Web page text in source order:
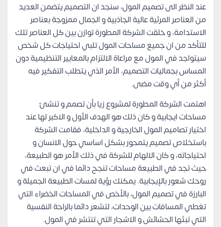
عند النظر الى تصميم المول، سنجد ان التصميم يتضمن العديد
من العناصر المرئية عالية الجاذبية و الجمال ممزوجة بعناصر
الاستدامة، و خلقت الشركة المطورة توازن بين كل العناصر تلك
للتأكد من ان جميع مساحات المول تلبي احتياجات كل شخص
سيتواجد في المول مع مراعاة الالتزام بالمعايير التنظيمية دون
المساس بجماليات التصميم، الأمر الذي يتطلب التفكير فيه
أكثر من أي وقت مضى.
اهتمت الشركة المطورة لمشروع زيا بأن تصمم و تنشئ
مساحات ايجابية و كان ذلك هو الهدف الأول و الاكبر لها عند
اختيار تصاميم المول الخارجية و الداخلية، فقامت الشركة
باستخلاص تصميم يتمحور بشكل اساسي حول الانسان و
احتياجاته، و كان الالهام للشركة في ذلك الأمر هو الطبيعة،
حيث تجد في الطبيعة مساحات تنجح دائما في ان تبعث في
روحك شعور بالإيجابية. يمكنك رؤية لمسات الطبيعة الجميلة و
البارزة في تصميم المول، بالأخص في المساحات الخضراء التي
تغطي المسافات بين الوحدات، لتشعر دائما بالراحة النفسية
التي تبثها الحشائش و الاشجار التي تنتشر في المول.